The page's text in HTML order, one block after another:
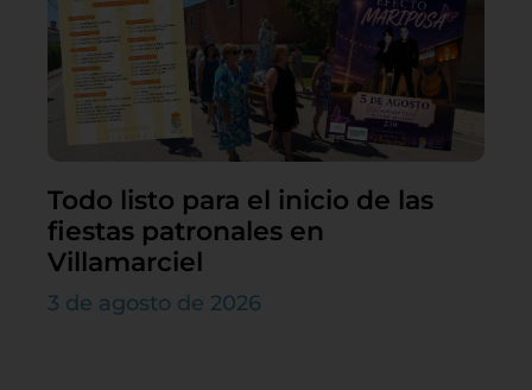
Todo listo para el inicio de las
fiestas patronales en
Villamarciel
3 de agosto de 2026